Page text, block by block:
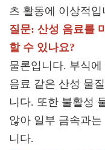
츠 활동에 이상적입
질문: 산성 음료를
할 수 있나요?
물론입니다. 부식
음료 같은 산성 물
니다. 또한 불활성
않아 일부 금속과
니다.